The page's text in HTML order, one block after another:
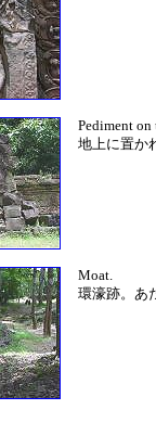
Pediment on
地上に置か
Moat.
環濠跡。あ